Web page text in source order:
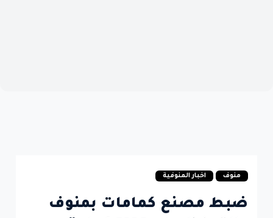
منوف اخبار المنوفية
ضبط مصنع كمامات بمنوف